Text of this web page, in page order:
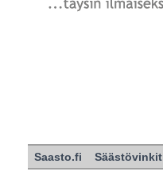
Saasto.fi Säästövinkit